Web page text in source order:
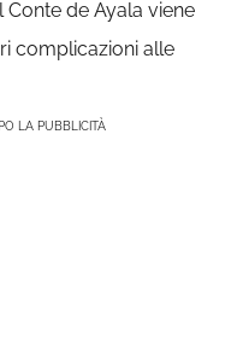
de Ayala viene
complicazioni alle
LA PUBBLICITÀ